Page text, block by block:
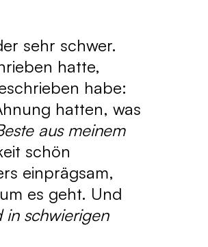
sehr schwer.
hatte,
habe:
hatten, was
aus meinem
schön
einprägsam,
es geht. Und
in schwierigen